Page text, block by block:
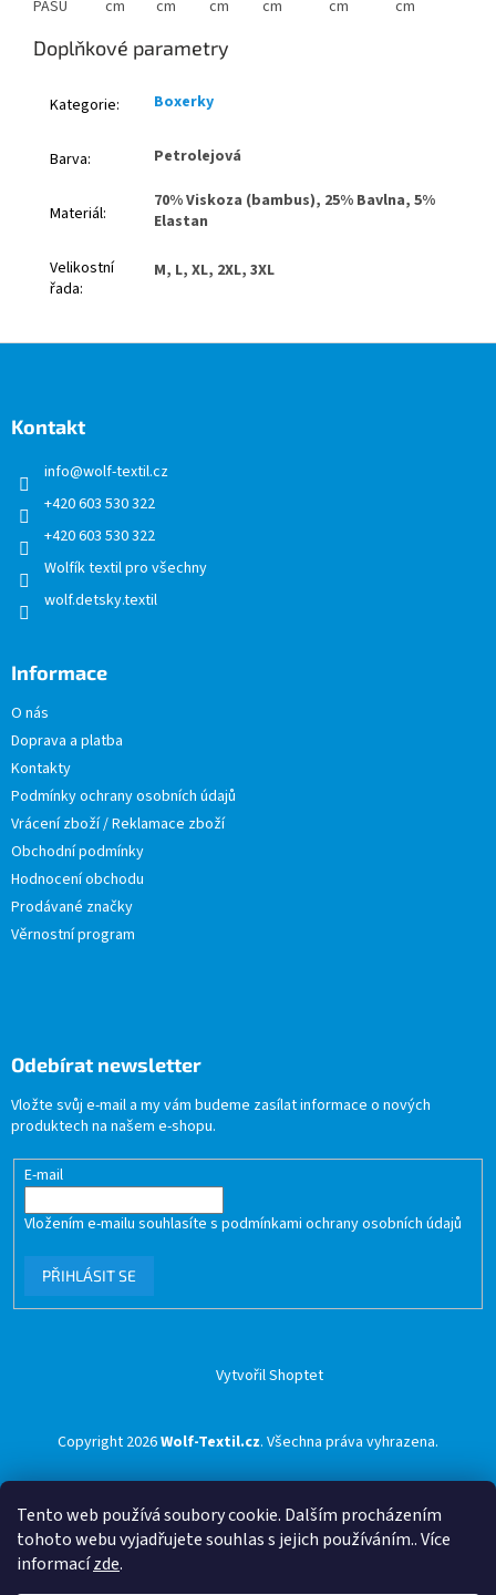
Tento web používá soubory cookie. Dalším procházením
tohoto webu vyjadřujete souhlas s jejich používáním.. Více
informacízde.
PASU
cm
cm
cm
cm
cm
cm
Doplňkové parametry
Kategorie: Boxerky
Barva: Petrolejová
Materiál:
70% Viskoza (bambus), 25% Bavlna, 5%
Elastan
Velikostní
řada:
M, L, XL, 2XL, 3XL
Kontakt
info@wolf-textil.cz
+420 603 530 322
+420 603 530 322
Wolfík textil pro všechny
wolf.detsky.textil
Informace
O nás
Doprava a platba
Kontakty
Podmínky ochrany osobních údajů
Vrácení zboží / Reklamace zboží
Obchodní podmínky
Hodnocení obchodu
Prodávané značky
Věrnostní program
Odebírat newsletter
Vložte svůj e-mail a my vám budeme zasílat informace o nových
produktech na našem e-shopu.
E-mail
Vložením e-mailu souhlasíte s podmínkami ochrany osobních údajů
PŘIHLÁSIT SE
Vytvořil Shoptet
Copyright 2026Wolf-Textil.cz. Všechna práva vyhrazena.